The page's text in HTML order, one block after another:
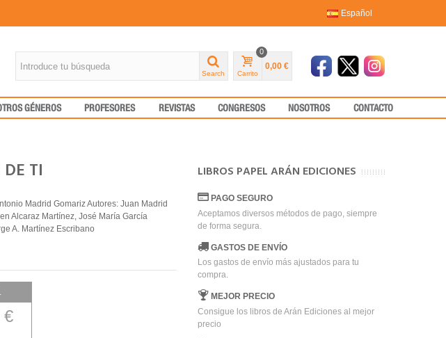
Español
Search Carrito
0
0,00 €
GÉNEROS PROFESORES REVISTAS CONGRESOS NOSOTROS CONTACTO
TI
Madrid Gomariz Autores: Juan Madrid
Alcaraz Martínez, José María García
A. Martínez Escribano
€
LIBROS PAPEL ARÁN EDICIONES
PAGO SEGURO
Aceptamos diversos métodos de pago, siempre
de forma segura.
GASTOS DE ENVÍO
Los gastos de envío más ajustados para tu
compra.
MEJOR PRECIO
Consigue los libros de Arán Ediciones al mejor
precio